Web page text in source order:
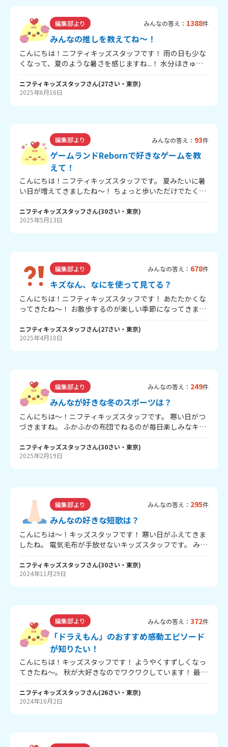
編集部より みんなの答え： 1388件
みんなの推しを教えてね～！
こんにちは！ニフティキッズスタッフです！ 雨の日も少な
くなって、夏のような暑さを感じますね...！ 水分ほきゅう
いるかな？推しについて教えてください！ 6月30日（※予
定）に新コーナー「推し活フォーラム」を開始予定です！
ニフティキッズスタッフさん(27さい・ 東京)
2025年6月16日
編集部より みんなの答え： 93件
ゲームランドRebornで好きなゲームを教
えて！
こんにちは！ニフティキッズスタッフです。 夏みたいに暑
い日が増えてきましたね～！ ちょっと歩いただけでたくさ
ッズで「ゲームランドReborn」が公開されたよ！ みんな
はもう遊んでみてくれたかな？ ぜひゲームランドReborn
のおすすめは「忍者!トビマルくん2！」です！ たくさん遊
んで、みんなのお気に入りゲームを見つけたらぜひ教えて
ね～！
ニフティキッズスタッフさん(30さい・ 東京)
2025年5月13日
編集部より みんなの答え： 678件
キズなん、なにを使って見てる？
こんにちは！ニフティキッズスタッフです！ あたたかくな
ってきたね～！ お散歩するのが楽しい季節になってきまし
る？？ iPadなどのタブレット、学校のタブレット、 自分の
スマホ、おうちのパソコン...などなど！ キッズスタッフは
ニフティキッズスタッフさん(27さい・ 東京)
2025年4月10日
編集部より みんなの答え： 249件
みんなが好きな冬のスポーツは？
こんにちは～！ニフティキッズスタッフです。 寒い日がつ
づきますね。 ふかふかの布団でねるのが毎日楽しみなキッ
のウィンタースポーツの季節ですね～。 キッズスタッフは
スキーが好きなのですが、 冬にランニングするのも気持ち
ようね～！
ニフティキッズスタッフさん(30さい・ 東京)
2025年2月19日
編集部より みんなの答え： 295件
みんなの好きな短歌は？
こんにちは～！キッズスタッフです！ 寒い日がふえてきま
したね。 電気毛布が手放せないキッズスタッフです。 みん
あったら教えて～！ ------------ ニフティキッズでは、「ニ
フティキッズ版百人一首を作ろう2025」をじっし中！ みん
節、身体に気をつけてすごしてね～！
ニフティキッズスタッフさん(30さい・ 東京)
2024年11月29日
編集部より みんなの答え： 372件
「ドラえもん」のおすすめ感動エピソード
が知りたい！
こんにちは！キッズスタッフです！ ようやくすずしくなっ
てきたね～。 秋が大好きなのでワクワクしています！ 最近
もん』のエピソードを久しぶりに見て感動したんだ～...！
みんなが「ドラえもん」で感動した・泣いた回があったら
ニフティキッズスタッフさん(26さい・ 東京)
2024年10月2日